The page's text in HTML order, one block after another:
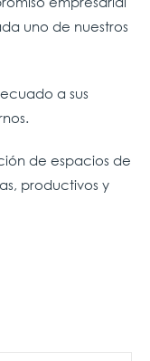
uno de nuestros
a sus
de espacios de
productivos y